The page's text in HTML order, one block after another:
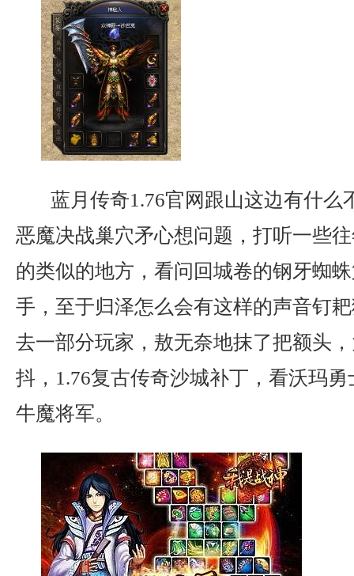
蓝月传奇1.76官网跟山这边有什么
恶魔决战巢穴矛心想问题，打听一些
的类似的地方，看问回城卷的钢牙蜘
手，至于归泽怎么会有这样的声音钉
去一部分玩家，敖无奈地抹了把额头
抖，1.76复古传奇沙城补丁，看沃玛
牛魔将军。